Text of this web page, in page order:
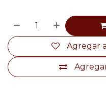
Agregar